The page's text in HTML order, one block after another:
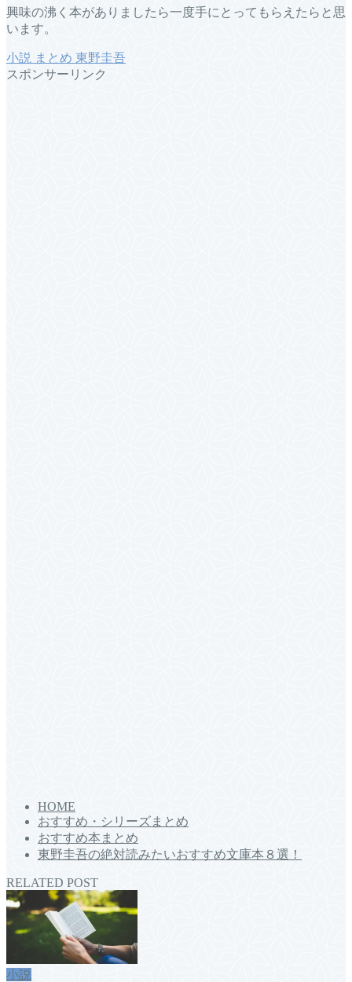
興味の沸く本がありましたら一度手にとってもらえたらと思
います。
小説 まとめ 東野圭吾
スポンサーリンク
HOME
おすすめ・シリーズまとめ
おすすめ本まとめ
東野圭吾の絶対読みたいおすすめ文庫本８選！
RELATED POST
小説